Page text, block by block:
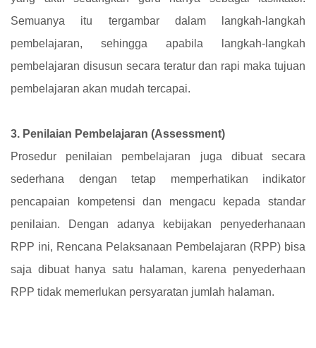
Semuanya itu tergambar dalam langkah-langkah
pembelajaran, sehingga apabila langkah-langkah
pembelajaran disusun secara teratur dan rapi maka tujuan
pembelajaran akan mudah tercapai.
3. Penilaian Pembelajaran (Assessment)
Prosedur penilaian pembelajaran juga dibuat secara
sederhana dengan tetap memperhatikan indikator
pencapaian kompetensi dan mengacu kepada standar
penilaian. Dengan adanya kebijakan penyederhanaan
RPP ini, Rencana Pelaksanaan Pembelajaran (RPP) bisa
saja dibuat hanya satu halaman, karena penyederhaan
RPP tidak memerlukan persyaratan jumlah halaman.